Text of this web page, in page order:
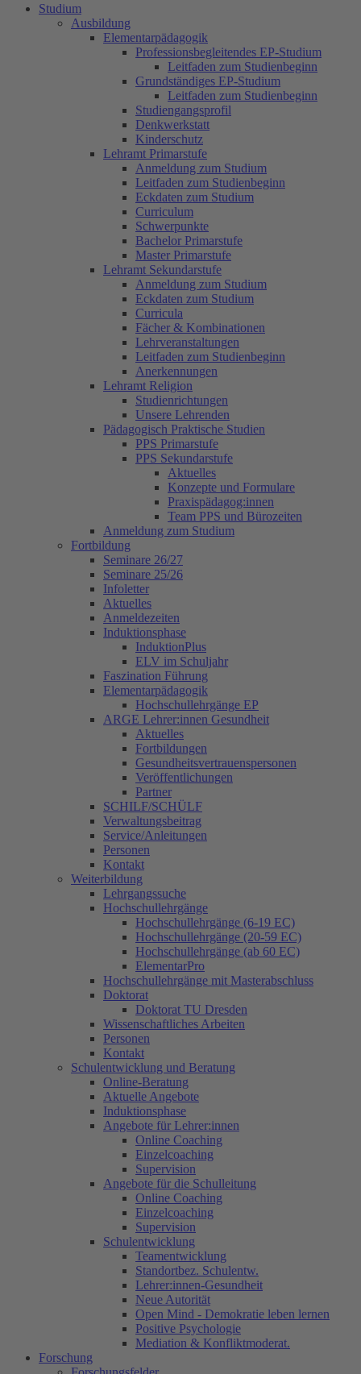
Studium
Ausbildung
Elementarpädagogik
Professionsbegleitendes EP-Studium
Leitfaden zum Studienbeginn
Grundständiges EP-Studium
Leitfaden zum Studienbeginn
Studiengangsprofil
Denkwerkstatt
Kinderschutz
Lehramt Primarstufe
Anmeldung zum Studium
Leitfaden zum Studienbeginn
Eckdaten zum Studium
Curriculum
Schwerpunkte
Bachelor Primarstufe
Master Primarstufe
Lehramt Sekundarstufe
Anmeldung zum Studium
Eckdaten zum Studium
Curricula
Fächer & Kombinationen
Lehrveranstaltungen
Leitfaden zum Studienbeginn
Anerkennungen
Lehramt Religion
Studienrichtungen
Unsere Lehrenden
Pädagogisch Praktische Studien
PPS Primarstufe
PPS Sekundarstufe
Aktuelles
Konzepte und Formulare
Praxispädagog:innen
Team PPS und Bürozeiten
Anmeldung zum Studium
Fortbildung
Seminare 26/27
Seminare 25/26
Infoletter
Aktuelles
Anmeldezeiten
Induktionsphase
InduktionPlus
ELV im Schuljahr
Faszination Führung
Elementarpädagogik
Hochschullehrgänge EP
ARGE Lehrer:innen Gesundheit
Aktuelles
Fortbildungen
Gesundheitsvertrauenspersonen
Veröffentlichungen
Partner
SCHILF/SCHÜLF
Verwaltungsbeitrag
Service/Anleitungen
Personen
Kontakt
Weiterbildung
Lehrgangssuche
Hochschullehrgänge
Hochschullehrgänge (6-19 EC)
Hochschullehrgänge (20-59 EC)
Hochschullehrgänge (ab 60 EC)
ElementarPro
Hochschullehrgänge mit Masterabschluss
Doktorat
Doktorat TU Dresden
Wissenschaftliches Arbeiten
Personen
Kontakt
Schulentwicklung und Beratung
Online-Beratung
Aktuelle Angebote
Induktionsphase
Angebote für Lehrer:innen
Online Coaching
Einzelcoaching
Supervision
Angebote für die Schulleitung
Online Coaching
Einzelcoaching
Supervision
Schulentwicklung
Teamentwicklung
Standortbez. Schulentw.
Lehrer:innen-Gesundheit
Neue Autorität
Open Mind - Demokratie leben lernen
Positive Psychologie
Mediation & Konfliktmoderat.
Forschung